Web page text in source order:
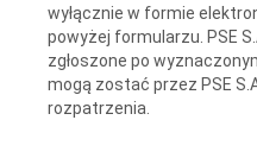
wyłącznie w formie
powyżej formularzu. PSE
zgłoszone po
mogą zostać przez PSE
rozpatrzenia.